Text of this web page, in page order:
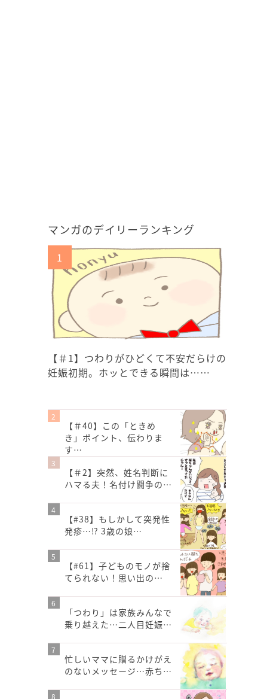
マンガのデイリーランキング
【＃1】つわりがひどくて不安だらけの
妊娠初期。ホッとできる瞬間は……
【＃40】この「ときめ
き」ポイント、伝わりま
す…
【＃2】突然、姓名判断に
ハマる夫！名付け闘争の…
【#38】もしかして突発性
発疹…⁉︎ 3歳の娘…
【#61】子どものモノが捨
てられない！思い出の…
「つわり」は家族みんなで
乗り越えた…二人目妊娠…
忙しいママに贈るかけがえ
のないメッセージ…赤ち…